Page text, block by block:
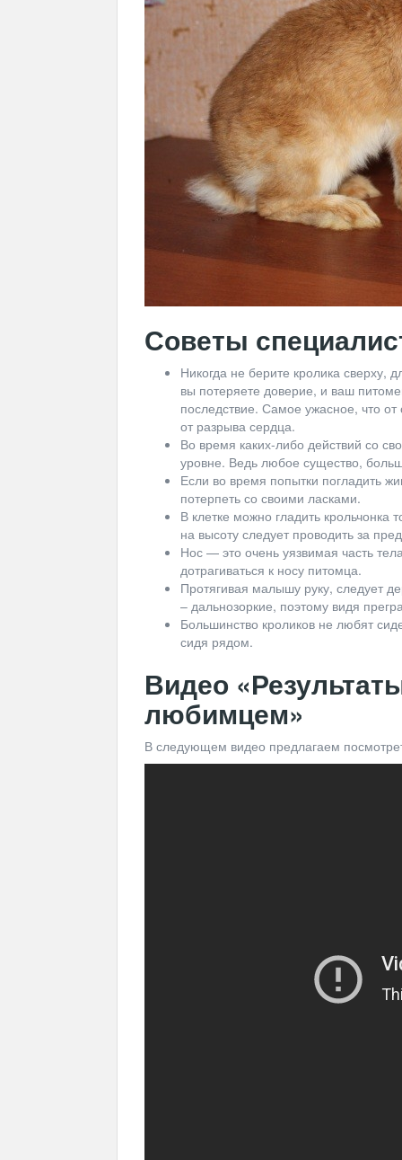
Советы
Никогда не берите кролика сверху,
вы потеряете доверие, и ваш
последствие. Самое ужасное, что
от разрыва сердца.
Во время каких-либо действий со
уровне. Ведь любое существо,
Если во время попытки погладить
потерпеть со своими ласками.
В клетке можно гладить
на высоту следует проводить за
Нос — это очень уязвимая часть
дотрагиваться к носу питомца.
Протягивая малышу руку, следует
– дальнозоркие, поэтому видя
Большинство кроликов не любят
сидя рядом.
Видео
любимцем»
В следующем видео предлагаем